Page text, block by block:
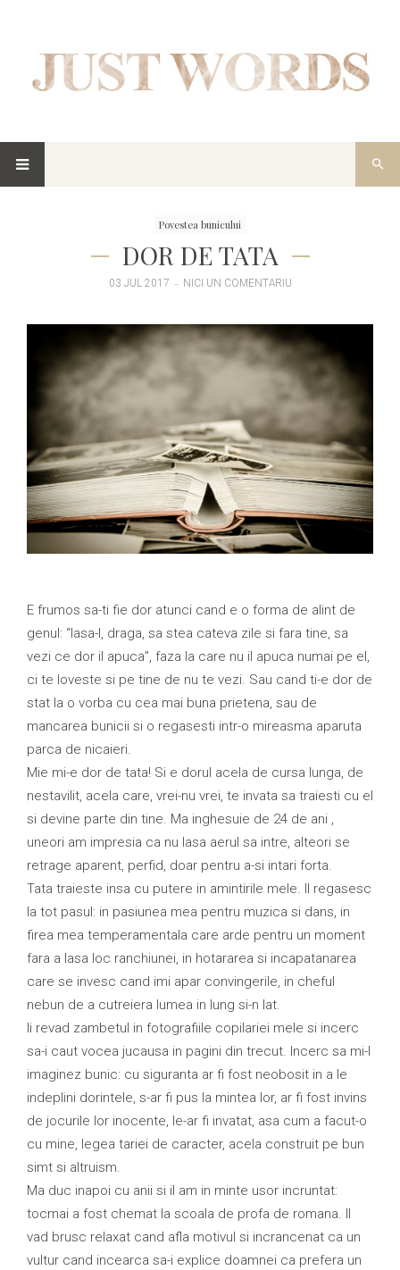
Povestea bunicului
DOR DE TATA
03 JUL 2017 NICI UN COMENTARIU
E frumos sa-ti fie dor atunci cand e o forma de alint de
genul: “lasa-l, draga, sa stea cateva zile si fara tine, sa
vezi ce dor il apuca”, faza la care nu il apuca numai pe el,
ci te loveste si pe tine de nu te vezi. Sau cand ti-e dor de
stat la o vorba cu cea mai buna prietena, sau de
mancarea bunicii si o regasesti intr-o mireasma aparuta
parca de nicaieri.
Mie mi-e dor de tata! Si e dorul acela de cursa lunga, de
nestavilit, acela care, vrei-nu vrei, te invata sa traiesti cu el
si devine parte din tine. Ma inghesuie de 24 de ani ,
uneori am impresia ca nu lasa aerul sa intre, alteori se
retrage aparent, perfid, doar pentru a-si intari forta.
Tata traieste insa cu putere in amintirile mele. Il regasesc
la tot pasul: in pasiunea mea pentru muzica si dans, in
firea mea temperamentala care arde pentru un moment
fara a lasa loc ranchiunei, in hotararea si incapatanarea
care se invesc cand imi apar convingerile, in cheful
nebun de a cutreiera lumea in lung si-n lat.
Ii revad zambetul in fotografiile copilariei mele si incerc
sa-i caut vocea jucausa in pagini din trecut. Incerc sa mi-l
imaginez bunic: cu siguranta ar fi fost neobosit in a le
indeplini dorintele, s-ar fi pus la mintea lor, ar fi fost invins
de jocurile lor inocente, le-ar fi invatat, asa cum a facut-o
cu mine, legea tariei de caracter, acela construit pe bun
simt si altruism.
Ma duc inapoi cu anii si il am in minte usor incruntat:
tocmai a fost chemat la scoala de profa de romana. Il
vad brusc relaxat cand afla motivul si incrancenat ca un
vultur cand incearca sa-i explice doamnei ca prefera un